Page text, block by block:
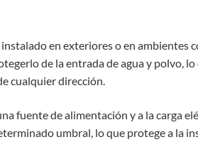
en exteriores o en ambientes
de la entrada de agua y polvo,
cualquier dirección.
fuente de alimentación y a la carga
umbral, lo que protege a la